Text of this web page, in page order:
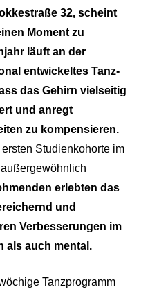
32, scheint
Moment zu
läuft an der
entwickeltes Tanz-
das Gehirn vielseitig
und anregt
zu kompensieren.
Studienkohorte im
erlebten das
und
Verbesserungen im
als auch mental.
Tanzprogramm